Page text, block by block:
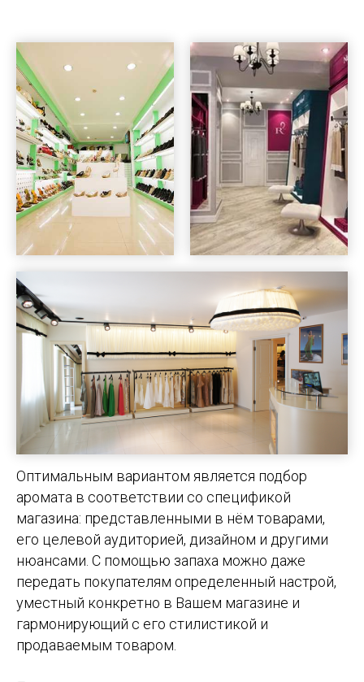
Оптимальным вариантом является подбор
аромата в соответствии со спецификой
магазина: представленными в нём товарами,
его целевой аудиторией, дизайном и другими
нюансами. С помощью запаха можно даже
передать покупателям определенный настрой,
уместный конкретно в Вашем магазине и
гармонирующий с его стилистикой и
продаваемым товаром.